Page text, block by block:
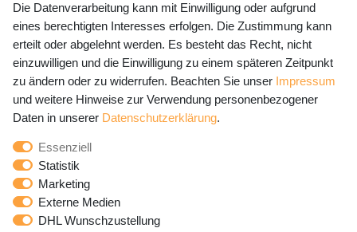
Newsletter Anmeldung - Keine Angebote
mehr verpassen!
E-MAIL **
Newsletter
Honig
Hiermit bestätige ich, dass ich die
gelesen habe. Meine Einwilligung kann ich jederzeit
widerrufen.**
Die Datenverarbeitung kann mit Einwilligung oder aufgrund
eines berechtigten Interesses erfolgen. Die Zustimmung kann
erteilt oder abgelehnt werden. Es besteht das Recht, nicht
einzuwilligen und die Einwilligung zu einem späteren Zeitpunkt
zu ändern oder zu widerrufen. Beachten Sie unser Impressum
und weitere Hinweise zur Verwendung personenbezogener
Daten in unserer Daten­schutz­erklärung.
Essenziell
Statistik
Marketing
Externe Medien
DHL Wunschzustellung